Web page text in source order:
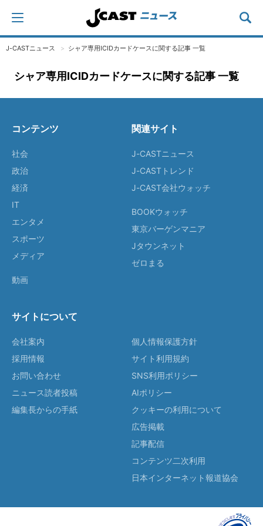
J-CASTニュース シャア専用ICIDカードケースに関する記事 一覧
シャア専用ICIDカードケースに関する記事 一覧
コンテンツ
社会
政治
経済
IT
エンタメ
スポーツ
メディア
動画
関連サイト
J-CASTニュース
J-CASTトレンド
J-CAST会社ウォッチ
BOOKウォッチ
東京バーゲンマニア
Jタウンネット
ゼロまる
サイトについて
会社案内
採用情報
お問い合わせ
ニュース読者投稿
編集長からの手紙
個人情報保護方針
サイト利用規約
SNS利用ポリシー
AIポリシー
クッキーの利用について
広告掲載
記事配信
コンテンツ二次利用
日本インターネット報道協会